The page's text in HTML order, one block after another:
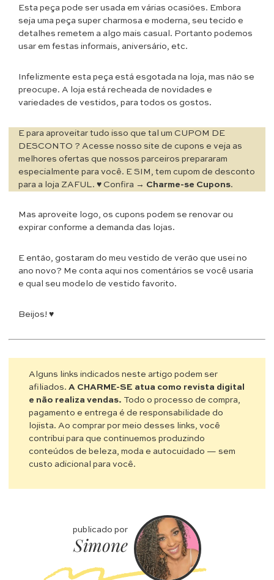
Esta peça pode ser usada em várias ocasiões. Embora
seja uma peça super charmosa e moderna, seu tecido e
detalhes remetem a algo mais casual. Portanto podemos
usar em festas informais, aniversário, etc.
Infelizmente esta peça está esgotada na loja, mas não se
preocupe. A loja está recheada de novidades e
variedades de vestidos, para todos os gostos.
E para aproveitar tudo isso que tal um CUPOM DE
DESCONTO ? Acesse nosso site de cupons e veja as
melhores ofertas que nossos parceiros prepararam
especialmente para você. E SIM, tem cupom de desconto
para a loja ZAFUL. ♥ Confira → Charme-se Cupons.
Mas aproveite logo, os cupons podem se renovar ou
expirar conforme a demanda das lojas.
E então, gostaram do meu vestido de verão que usei no
ano novo? Me conta aqui nos comentários se você usaria
e qual seu modelo de vestido favorito.
Beijos! ♥
Alguns links indicados neste artigo podem ser
afiliados.A CHARME-SE atua como revista digital
e não realiza vendas. Todo o processo de compra,
pagamento e entrega é de responsabilidade do
lojista. Ao comprar por meio desses links, você
contribui para que continuemos produzindo
conteúdos de beleza, moda e autocuidado — sem
custo adicional para você.
publicado por
Simone